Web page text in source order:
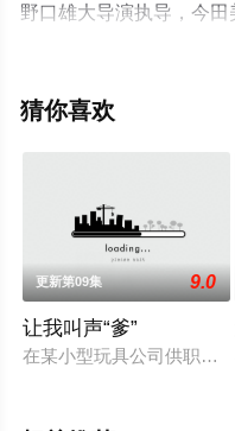
野口雄大导演执导，今
子,加濑亮,江口德子,河合
隆史等演员精彩演绎的日
猜你喜欢
更新第09集 9.0
让我叫声“爹”
在某小型玩具公司供职的